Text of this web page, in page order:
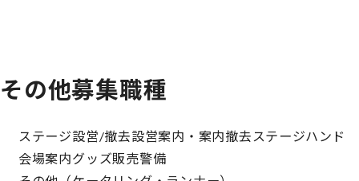
その他募集職種
ステージ設営/撤去設営案内・案内撤去 ステージハンド
会場案内グッズ販売警備